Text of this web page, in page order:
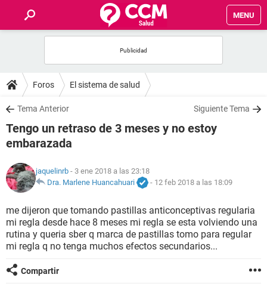
MENU
FOROS
SALUD
FAMILIA
NUTRICIÓN
SEXUALIDAD
Foros El sistema de salud
Tema Anterior Siguiente Tema
Tengo un retraso de 3 meses y no estoy
embarazada
jaquelinrb - 3 ene 2018 a las 23:18
Dra. Marlene Huancahuari
- 12 feb 2018 a las 18:09
me dijeron que tomando pastillas anticonceptivas regularia
mi regla desde hace 8 meses mi regla se esta volviendo una
rutina y queria sber q marca de pastillas tomo para regular
mi regla q no tenga muchos efectos secundarios...
Compartir